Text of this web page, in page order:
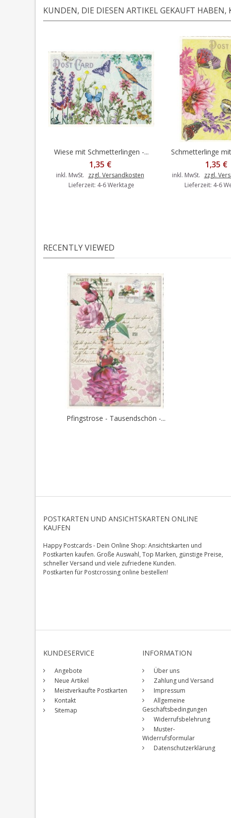
KUNDEN, DIE DIESEN ARTIKEL GEKAUFT HABEN,
In den Warenkorb
Wiese mit Schmetterlingen -...
1,35 €
inkl. MwSt. zzgl. Versandkosten
Lieferzeit: 4-6 Werktage
In den
Schmetterlinge
1,35 €
inkl. MwSt. zzgl.
Lieferzeit: 4-6
RECENTLY VIEWED
Pfingstrose - Tausendschön -...
POSTKARTEN UND ANSICHTSKARTEN ONLINE
KAUFEN
Happy Postcards - Dein Online Shop: Ansichtskarten und
Postkarten kaufen. Große Auswahl, Top Marken, günstige Preise,
schneller Versand und viele zufriedene Kunden.
Postkarten für Postcrossing online bestellen!
KUNDESERVICE
Angebote
Neue Artikel
Meistverkaufte Postkarten
Kontakt
Sitemap
INFORMATION
Über uns
Zahlung und Versand
Impressum
Allgemeine
Geschäftsbedingungen
Widerrufsbelehrung
Muster-
Widerrufsformular
Datenschutzerklärung